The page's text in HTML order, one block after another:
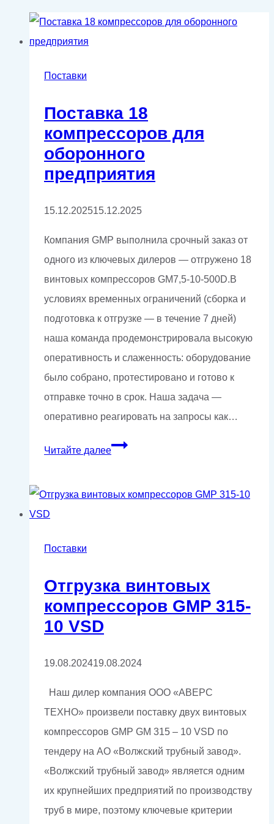
Поставки
Поставка 18
компрессоров для
оборонного
предприятия
15.12.202515.12.2025
Компания GMP выполнила срочный заказ от
одного из ключевых дилеров — отгружено 18
винтовых компрессоров GM7,5-10-500D.В
условиях временных ограничений (сборка и
подготовка к отгрузке — в течение 7 дней)
наша команда продемонстрировала высокую
оперативность и слаженность: оборудование
было собрано, протестировано и готово к
отправке точно в срок. Наша задача —
оперативно реагировать на запросы как…
Читайте далееПоставка
Поставки
Отгрузка винтовых
компрессоров GMP 315-
10 VSD
19.08.202419.08.2024
Наш дилер компания ООО «АВЕРС
ТЕХНО» произвели поставку двух винтовых
компрессоров GMP GM 315 – 10 VSD по
тендеру на АО «Волжский трубный завод».
«Волжский трубный завод» является одним
их крупнейших предприятий по производству
труб в мире, поэтому ключевые критерии